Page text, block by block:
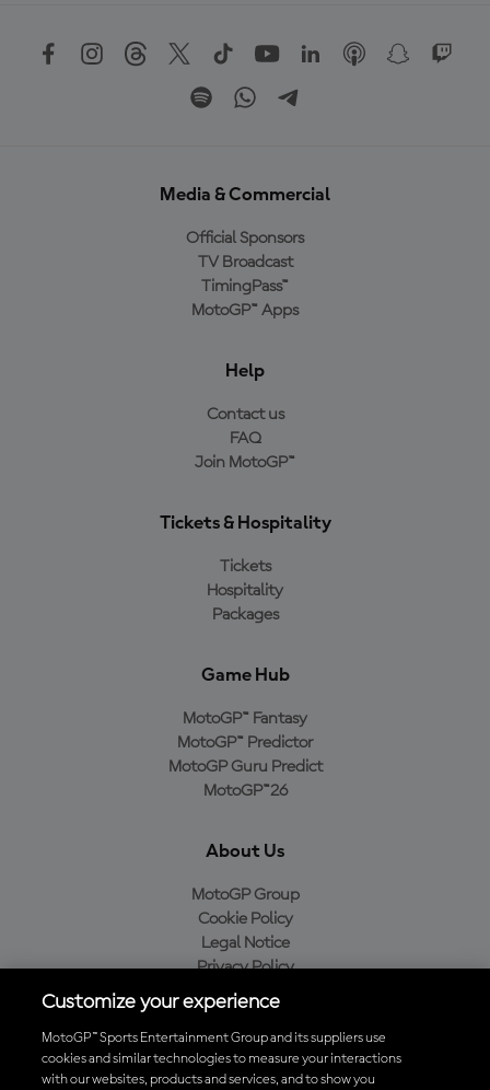
Media & Commercial
Official Sponsors
TV Broadcast
TimingPass™
MotoGP™ Apps
Help
Contact us
FAQ
Join MotoGP™
Tickets & Hospitality
Tickets
Hospitality
Packages
Game Hub
MotoGP™ Fantasy
MotoGP™ Predictor
MotoGP Guru Predict
MotoGP™26
About Us
MotoGP Group
Cookie Policy
Legal Notice
Privacy Policy
Purchase Policy
Baixe o aplicativo oficial da MotoGP™
Customize your experience
MotoGP™ Sports Entertainment Group and its suppliers use
cookies and similar technologies to measure your interactions
with our websites, products and services, and to show you